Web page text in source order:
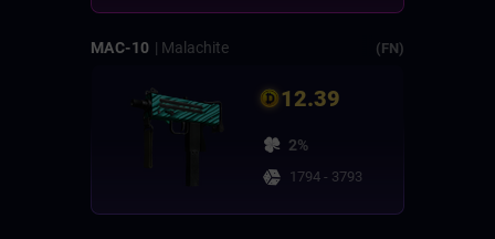
MAC-10 | Malachite (FN)
12.39
2%
1794 - 3793